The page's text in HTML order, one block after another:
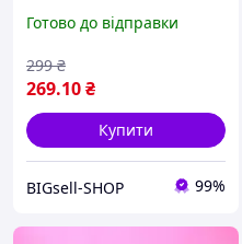
200*45 / Паперові
аерофритюрниці
Готово до відправки
269.10₴
299 ₴
Купити
BIGsell-SHOP 99%